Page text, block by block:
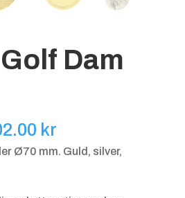
Dam
krPrisintervall:
52.00 kr
Ø70 mm. Guld, silver,